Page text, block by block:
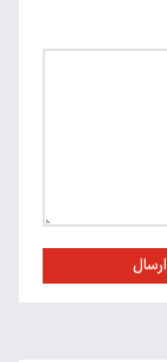
ارسال